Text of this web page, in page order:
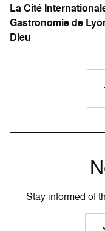
La Cité
Gastronomie de
Dieu
Stay informed of